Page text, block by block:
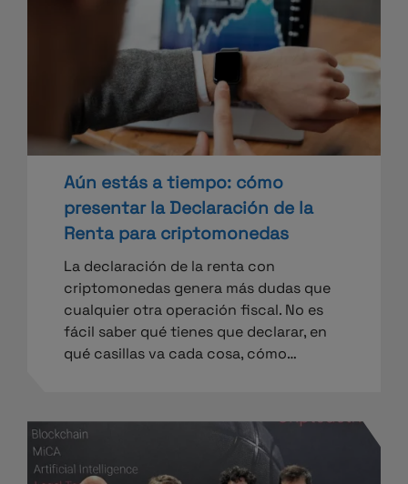
Aún estás a tiempo: cómo
presentar la Declaración de la
Renta para criptomonedas
La declaración de la renta con
criptomonedas genera más dudas que
cualquier otra operación fiscal. No es
fácil saber qué tienes que declarar, en
qué casillas va cada cosa, cómo…